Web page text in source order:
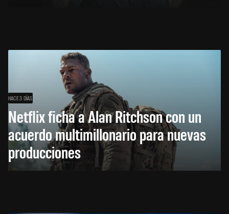
HACE 3 DÍAS
Netflix ficha a Alan Ritchson con un
acuerdo multimillonario para nuevas
producciones